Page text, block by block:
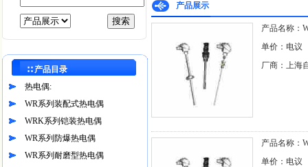
∷ 产品目录
热电偶:
WR系列装配式热电偶
WRK系列铠装热电偶
WR系列防爆热电偶
WR系列耐磨型热电偶
产品展示
产品名称：
单价：电议
厂商：上海
产品名称：
单价：电议